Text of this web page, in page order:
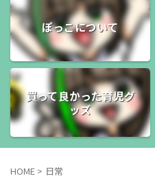
ぽっこについて
買って良かった育児グ
ッズ
HOME > 日常